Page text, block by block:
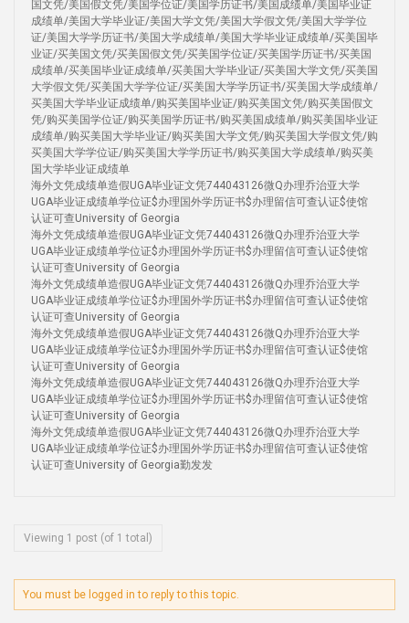
国文凭/美国假文凭/美国学位证/美国学历证书/美国成绩单/美国毕业证
成绩单/美国大学毕业证/美国大学文凭/美国大学假文凭/美国大学学位
证/美国大学学历证书/美国大学成绩单/美国大学毕业证成绩单/买美国毕
业证/买美国文凭/买美国假文凭/买美国学位证/买美国学历证书/买美国
成绩单/买美国毕业证成绩单/买美国大学毕业证/买美国大学文凭/买美国
大学假文凭/买美国大学学位证/买美国大学学历证书/买美国大学成绩单/
买美国大学毕业证成绩单/购买美国毕业证/购买美国文凭/购买美国假文
凭/购买美国学位证/购买美国学历证书/购买美国成绩单/购买美国毕业证
成绩单/购买美国大学毕业证/购买美国大学文凭/购买美国大学假文凭/购
买美国大学学位证/购买美国大学学历证书/购买美国大学成绩单/购买美
国大学毕业证成绩单
海外文凭成绩单造假UGA毕业证文凭744043126微Q办理乔治亚大学
UGA毕业证成绩单学位证$办理国外学历证书$办理留信可查认证$使馆
认证可查University of Georgia
海外文凭成绩单造假UGA毕业证文凭744043126微Q办理乔治亚大学
UGA毕业证成绩单学位证$办理国外学历证书$办理留信可查认证$使馆
认证可查University of Georgia
海外文凭成绩单造假UGA毕业证文凭744043126微Q办理乔治亚大学
UGA毕业证成绩单学位证$办理国外学历证书$办理留信可查认证$使馆
认证可查University of Georgia
海外文凭成绩单造假UGA毕业证文凭744043126微Q办理乔治亚大学
UGA毕业证成绩单学位证$办理国外学历证书$办理留信可查认证$使馆
认证可查University of Georgia
海外文凭成绩单造假UGA毕业证文凭744043126微Q办理乔治亚大学
UGA毕业证成绩单学位证$办理国外学历证书$办理留信可查认证$使馆
认证可查University of Georgia
海外文凭成绩单造假UGA毕业证文凭744043126微Q办理乔治亚大学
UGA毕业证成绩单学位证$办理国外学历证书$办理留信可查认证$使馆
认证可查University of Georgia勤发发
Viewing 1 post (of 1 total)
You must be logged in to reply to this topic.